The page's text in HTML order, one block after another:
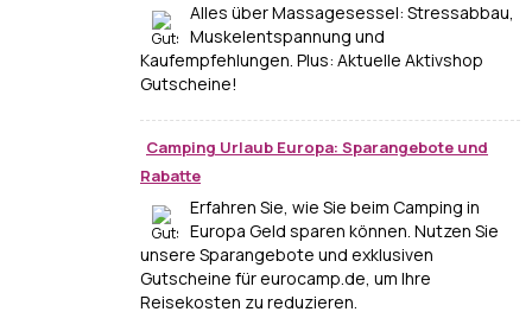
Alles über Massagesessel: Stressabbau,
Muskelentspannung und
Kaufempfehlungen. Plus: Aktuelle Aktivshop
Gutscheine!
Camping Urlaub Europa: Sparangebote und
Rabatte
Erfahren Sie, wie Sie beim Camping in
Europa Geld sparen können. Nutzen Sie
unsere Sparangebote und exklusiven
Gutscheine für eurocamp.de, um Ihre
Reisekosten zu reduzieren.